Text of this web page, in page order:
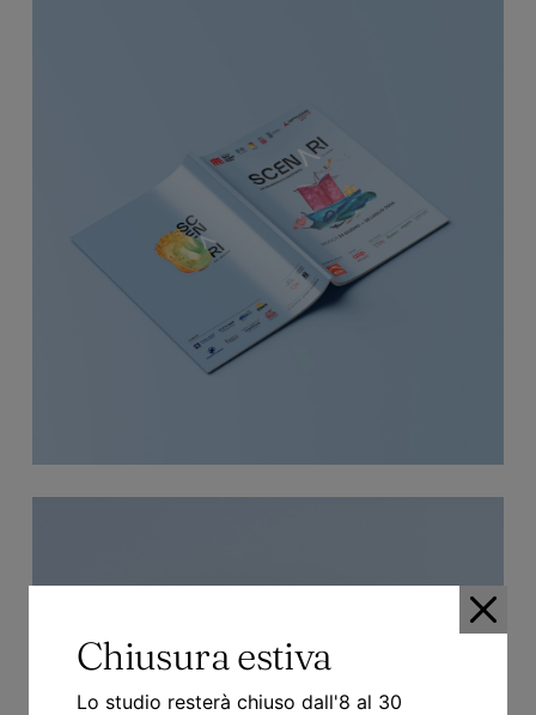
Chiusura estiva
Lo studio resterà chiuso dall'8 al 30